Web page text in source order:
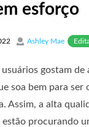
esforço
Ashley Mae
usuários gostam de
soa bem para ser
Assim, a alta
estão procurando